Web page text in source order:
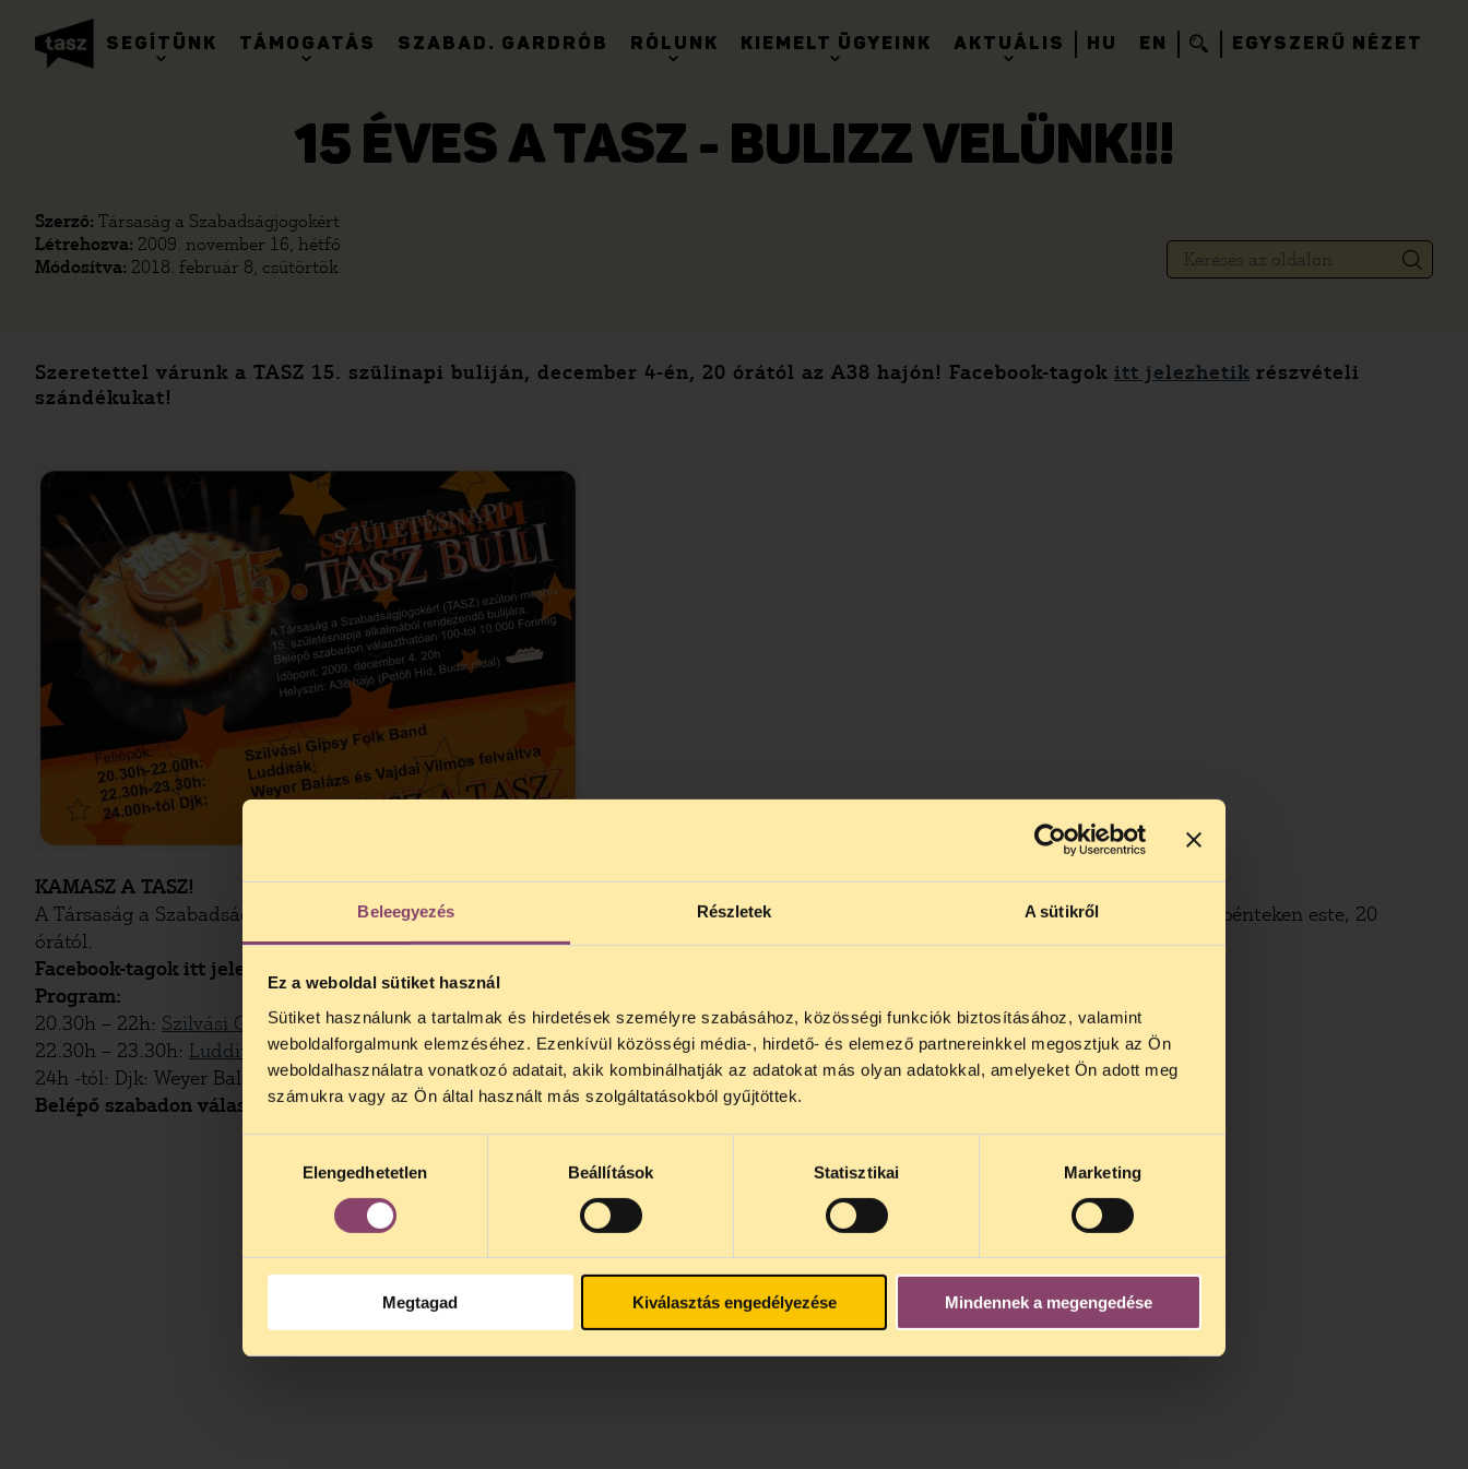
Beleegyezés Részletek A sütikről
Ez a weboldal sütiket használ
Sütiket használunk a tartalmak és hirdetések személyre szabásához, közösségi funkciók biztosításához, valamint
weboldalforgalmunk elemzéséhez. Ezenkívül közösségi média-, hirdető- és elemező partnereinkkel megosztjuk az Ön
weboldalhasználatra vonatkozó adatait, akik kombinálhatják az adatokat más olyan adatokkal, amelyeket Ön adott meg
számukra vagy az Ön által használt más szolgáltatásokból gyűjtöttek.
kiválasztásaElengedhetetlen Beállítások Statisztikai Marketing
Megtagad Kiválasztás engedélyezése Mindennek a megengedése
SEGÍTÜNK TÁMOGATÁS SZABAD. GARDRÓB RÓLUNK KIEMELT ÜGYEINK AKTUÁLIS HU EN EGYSZERŰ NÉZET
15 ÉVES A TASZ - BULIZZ VELÜNK!!!
Szerző: Társaság a Szabadságjogokért
Létrehozva: 2009. november 16, hétfő
Módosítva: 2018. február 8, csütörtök
Szeretettel várunk a TASZ 15. szülinapi buliján, december 4-én, 20 órától az A38 hajón! Facebook-tagok itt jelezhetik részvételi
szándékukat!
KAMASZ A TASZ!
A Társaság a Szabadságjogokért (TASZ) idén ünnepli 15. születésnapját. Bárki velünk ünnepelhet az A38 hajón 2009. december 4-én pénteken este, 20
órától.
Facebook-tagok itt jelezhetik részvételi szándékukat:
Program:
20.30h – 22h: Szilvási Gipsy Folk Band
22.30h – 23.30h: Ludditák
24h -tól: Djk: Weyer Balázs és Vajdai Vilmos
Belépő szabadon választhatóan100-10.000 Ft-ig
TELEFONOS JOGSEGÉLY SZÜNET!
Kedves érdeklődő, Tájékoztatjuk, hogy
telefonos jogsegélyünk július 27 és
augusztus 24 között szünetel
. Az első telefonos jogsegély
augusztus 25-én
kedden, 13 és 15 óra között lesz
jogsegely@tasz.hu
alatt is elér minket.